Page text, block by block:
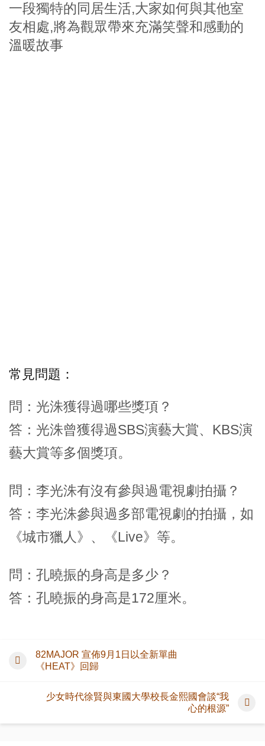
一段獨特的同居生活,大家如何與其他室
友相處,將為觀眾帶來充滿笑聲和感動的
溫暖故事
常見問題：
問：光洙獲得過哪些獎項？
答：光洙曾獲得過SBS演藝大賞、KBS演
藝大賞等多個獎項。
問：李光洙有沒有參與過電視劇拍攝？
答：李光洙參與過多部電視劇的拍攝，如
《城市獵人》、《Live》等。
問：孔曉振的身高是多少？
答：孔曉振的身高是172厘米。
82MAJOR 宣佈9月1日以全新單曲
《HEAT》回歸
少女時代徐賢與東國大學校長金熙國會談“我
心的根源”